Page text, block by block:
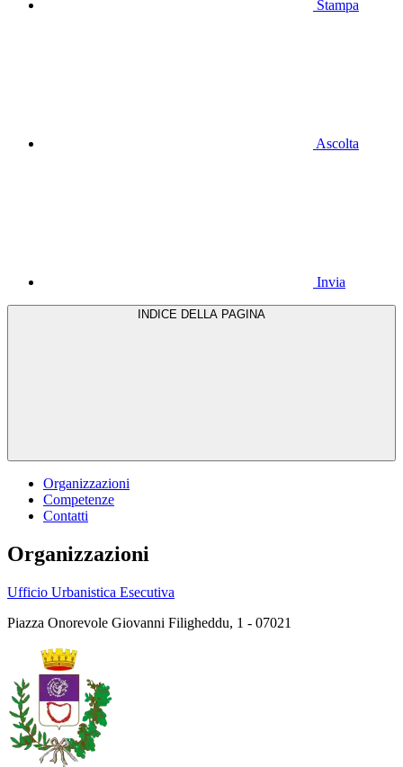
Stampa
Ascolta
Invia
Organizzazioni
Competenze
Contatti
Organizzazioni
Ufficio Urbanistica Esecutiva
Piazza Onorevole Giovanni Filigheddu, 1 - 07021